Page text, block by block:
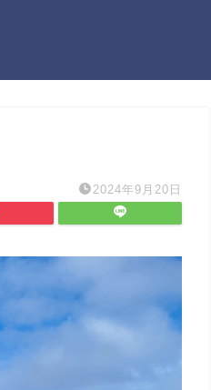
2024年9月20日